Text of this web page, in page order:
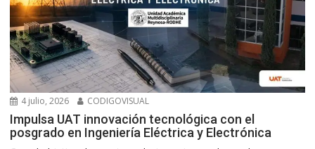
4 julio, 2026 CODIGOVISUAL
Impulsa UAT innovación tecnológica con el
posgrado en Ingeniería Eléctrica y Electrónica